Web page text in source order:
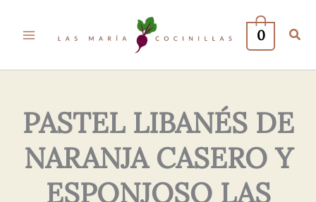
0
PASTEL LIBANÉS DE
NARANJA CASERO Y
ESPONJOSO LAS
Electrónico*